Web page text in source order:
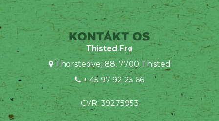
KONTAKT OS
Thisted Frø
Thorstedvej 88, 7700 Thisted
+ 45 97 92 25 66
CVR: 39275953